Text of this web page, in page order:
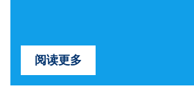
阅读更多